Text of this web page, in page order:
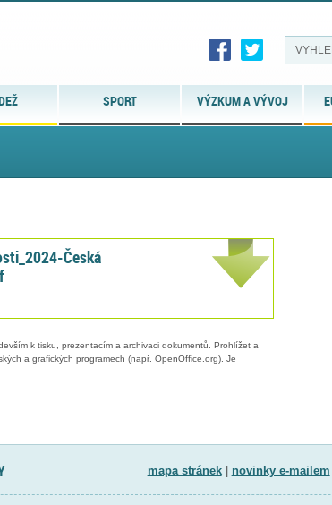
SPORT VÝZKUM A VÝVOJ
Česká
k tisku, prezentacím a archivaci dokumentů. Prohlížet a
a grafických programech (např. OpenOffice.org). Je
mapa stránek| novinky e-mailem